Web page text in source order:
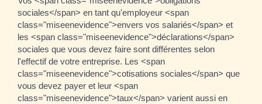
sociales</span> en tant qu'employeur <span
class="miseenevidence">envers vos salariés</span> et
les <span class="miseenevidence">déclarations</span>
sociales que vous devez faire sont différentes selon
l'effectif de votre entreprise. Les <span
class="miseenevidence">cotisations sociales</span> que
vous devez payer et leur <span
class="miseenevidence">taux</span> varient aussi en